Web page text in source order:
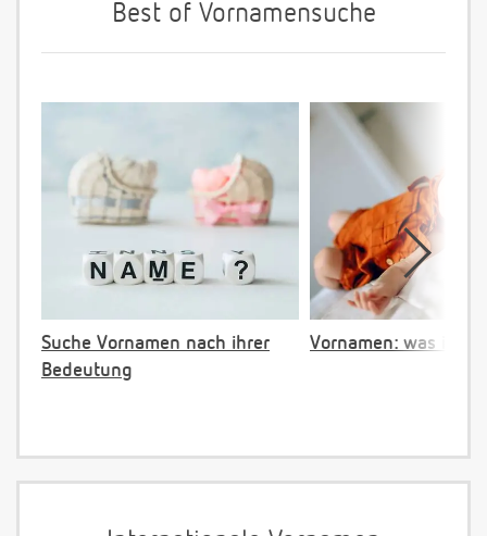
Best of Vornamensuche
Suche Vornamen nach ihrer
Bedeutung
Vornamen: was ist